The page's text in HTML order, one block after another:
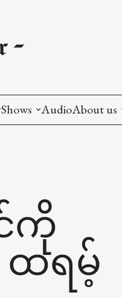
-
Shows
Production
Breakdowns
AudioAbout us
င်ကို
ထရမ့်